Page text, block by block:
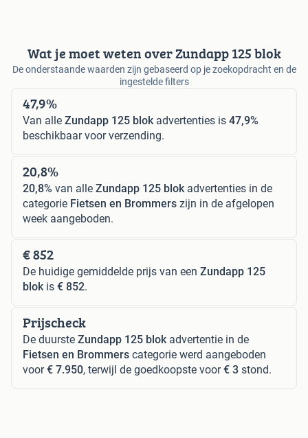
Wat je moet weten over Zundapp 125 blok
De onderstaande waarden zijn gebaseerd op je zoekopdracht en de
ingestelde filters
47,9%
Van alle Zundapp 125 blokadvertenties is 47,9%
beschikbaar voor verzending.
20,8%
20,8% van alle Zundapp 125 blokadvertenties in de
categorie Fietsen en Brommers zijn in de afgelopen
week aangeboden.
€ 852
De huidige gemiddelde prijs van een Zundapp 125
blokis € 852.
Prijscheck
De duurste Zundapp 125 blokadvertentie in de
Fietsen en Brommers categorie werd aangeboden
voor€ 7.950, terwijl de goedkoopste voor€ 3 stond.